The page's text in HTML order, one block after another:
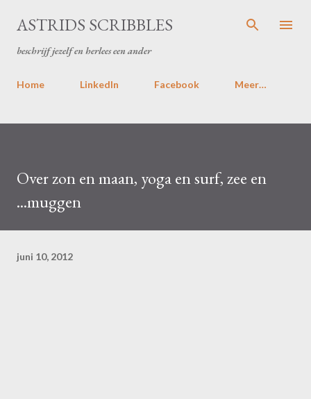
Doorgaan naar hoofdcontent
ASTRIDS SCRIBBLES
beschrijf jezelf en herlees een ander
Home LinkedIn Facebook Meer…
Over zon en maan, yoga en surf, zee en
...muggen
juni 10, 2012